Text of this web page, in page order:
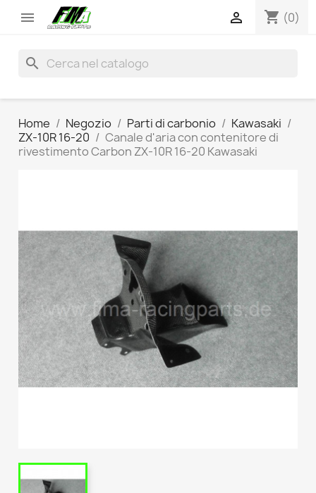
 shopping_cart (0)

search
Home Negozio Parti di carbonio
Kawasaki
ZX-10R 16-20
Canale d'aria con contenitore di
rivestimento Carbon ZX-10R 16-20 Kawasaki